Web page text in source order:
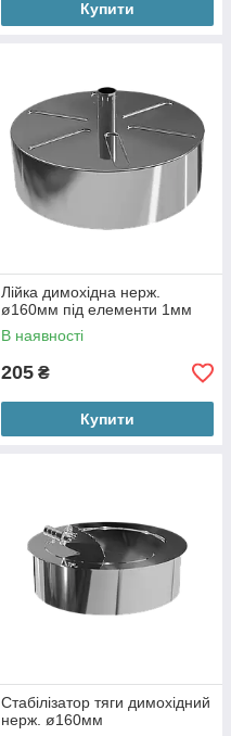
Купити
Лійка димохідна нерж.
ø160мм під елементи 1мм
В наявності
205 ₴
Купити
Стабілізатор тяги димохідний
нерж. ø160мм